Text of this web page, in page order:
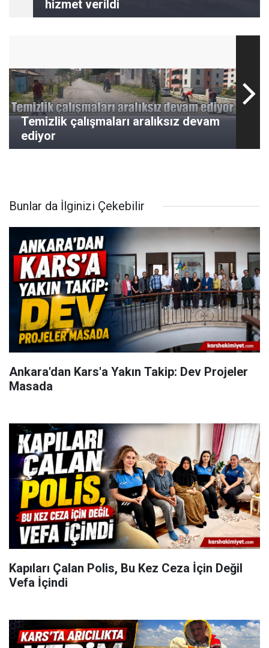
hizmet verildi
Temizlik çalışmaları aralıksız devam
ediyor
Bunlar da İlginizi Çekebilir
Ankara'dan Kars'a Yakın Takip: Dev Projeler
Masada
Kapıları Çalan Polis, Bu Kez Ceza İçin Değil
Vefa İçindi